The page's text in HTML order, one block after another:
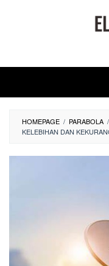
HOMEPAGE / PARABOLA /
KELEBIHAN DAN